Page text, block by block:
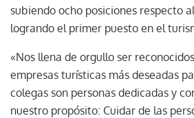
subiendo ocho posiciones respecto
logrando el primer puesto en el
«Nos llena de orgullo ser
empresas turísticas más deseadas
colegas son personas dedicadas y
nuestro propósito: Cuidar de las